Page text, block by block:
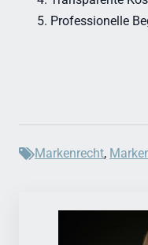
Professionelle
Markenrecht,